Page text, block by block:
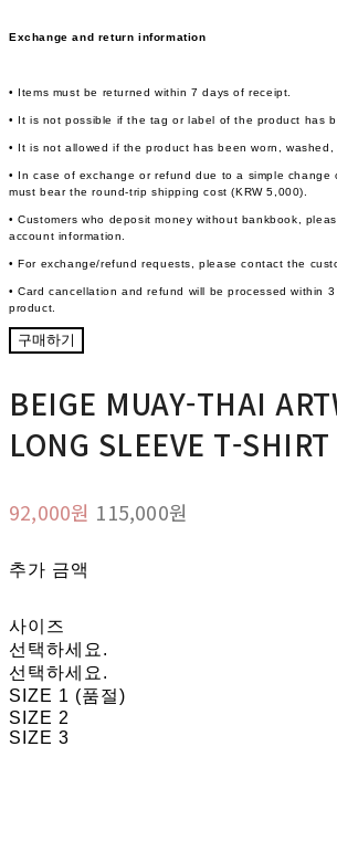
Exchange and return information
• Items must be returned within 7 days of receipt.
• It is not possible if the tag or label of the product has
• It is not allowed if the product has been worn, washed,
• In case of exchange or refund due to a simple change
must bear the round-trip shipping cost (KRW 5,000).
• Customers who deposit money without bankbook,
account information.
• For exchange/refund requests, please contact the
• Card cancellation and refund will be processed within
product.
구매하기
BEIGE MUAY-THAI
LONG SLEEVE T-SHIRT
92,000원 115,000원
추가 금액
사이즈
선택하세요.
선택하세요.
SIZE 1 (품절)
SIZE 2
SIZE 3